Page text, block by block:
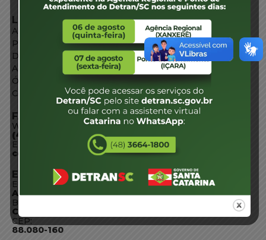
LINKS EXTERNOS
Agência de Notícias
Portal de Serviços
Diário Oficial
Acesso à Informação
Órgãos do Governo
Conheça SC
FALE CONOSCO
WhatsApp:
(48) 3664-1800
E-mail:
centraldeinformacoes@detran.sc.gov.br
ENDEREÇO
Endereço:
Av. Almirante Tamandaré - 480
Bairro:
Coqueiros, Florianópolis SC
CEP:
88.080-160